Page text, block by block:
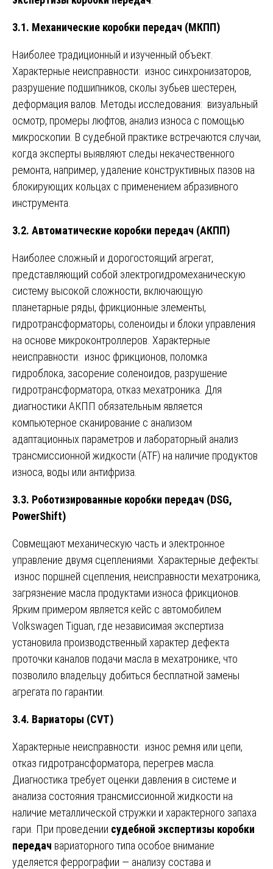
3.1. Механические коробки передач (МКПП)
Наиболее традиционный и изученный объект.
Характерные неисправности: износ синхронизаторов,
разрушение подшипников, сколы зубьев шестерен,
деформация валов. Методы исследования: визуальный
осмотр, промеры люфтов, анализ износа с помощью
микроскопии. В судебной практике встречаются случаи,
когда эксперты выявляют следы некачественного
ремонта, например, удаление конструктивных пазов на
блокирующих кольцах с применением абразивного
инструмента.
3.2. Автоматические коробки передач (АКПП)
Наиболее сложный и дорогостоящий агрегат,
представляющий собой электрогидромеханическую
систему высокой сложности, включающую
планетарные ряды, фрикционные элементы,
гидротрансформаторы, соленоиды и блоки управления
на основе микроконтроллеров. Характерные
неисправности: износ фрикционов, поломка
гидроблока, засорение соленоидов, разрушение
гидротрансформатора, отказ мехатроника. Для
диагностики АКПП обязательным является
компьютерное сканирование с анализом
адаптационных параметров и лабораторный анализ
трансмиссионной жидкости (ATF) на наличие продуктов
износа, воды или антифриза.
3.3. Роботизированные коробки передач (DSG,
PowerShift)
Совмещают механическую часть и электронное
управление двумя сцеплениями. Характерные дефекты:
износ поршней сцепления, неисправности мехатроника,
загрязнение масла продуктами износа фрикционов.
Ярким примером является кейс с автомобилем
Volkswagen Tiguan, где независимая экспертиза
установила производственный характер дефекта
проточки каналов подачи масла в мехатронике, что
позволило владельцу добиться бесплатной замены
агрегата по гарантии.
3.4. Вариаторы (CVT)
Характерные неисправности: износ ремня или цепи,
отказ гидротрансформатора, перегрев масла.
Диагностика требует оценки давления в системе и
анализа состояния трансмиссионной жидкости на
наличие металлической стружки и характерного запаха
гари. При проведении судебной экспертизы коробки
передач вариаторного типа особое внимание
уделяется феррографии — анализу состава и